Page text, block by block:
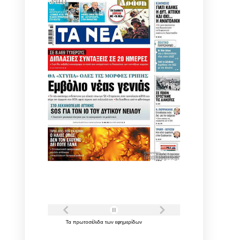
Τα πρωτοσέλιδα των εφημερίδων